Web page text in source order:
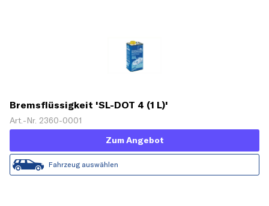
Bremsflüssigkeit 'SL-DOT 4 (1 L)'
Art.-Nr. 2360-0001
Zum Angebot
Fahrzeug auswählen